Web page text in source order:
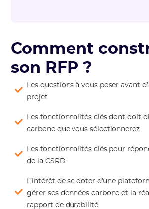
Comment
son RFP ?
Les questions à vous poser avant
projet
Les fonctionnalités clés dont doit
carbone que vous sélectionnerez
Les fonctionnalités clés pour
de la CSRD
L’intérêt de se doter d’une
gérer ses données carbone et la
rapport de durabilité